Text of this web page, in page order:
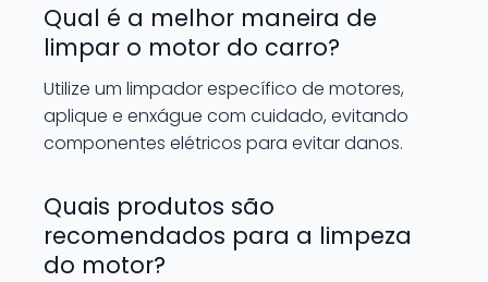
Qual é a melhor maneira de
limpar o motor do carro?
Utilize um limpador específico de motores,
aplique e enxágue com cuidado, evitando
componentes elétricos para evitar danos.
Quais produtos são
recomendados para a limpeza
do motor?